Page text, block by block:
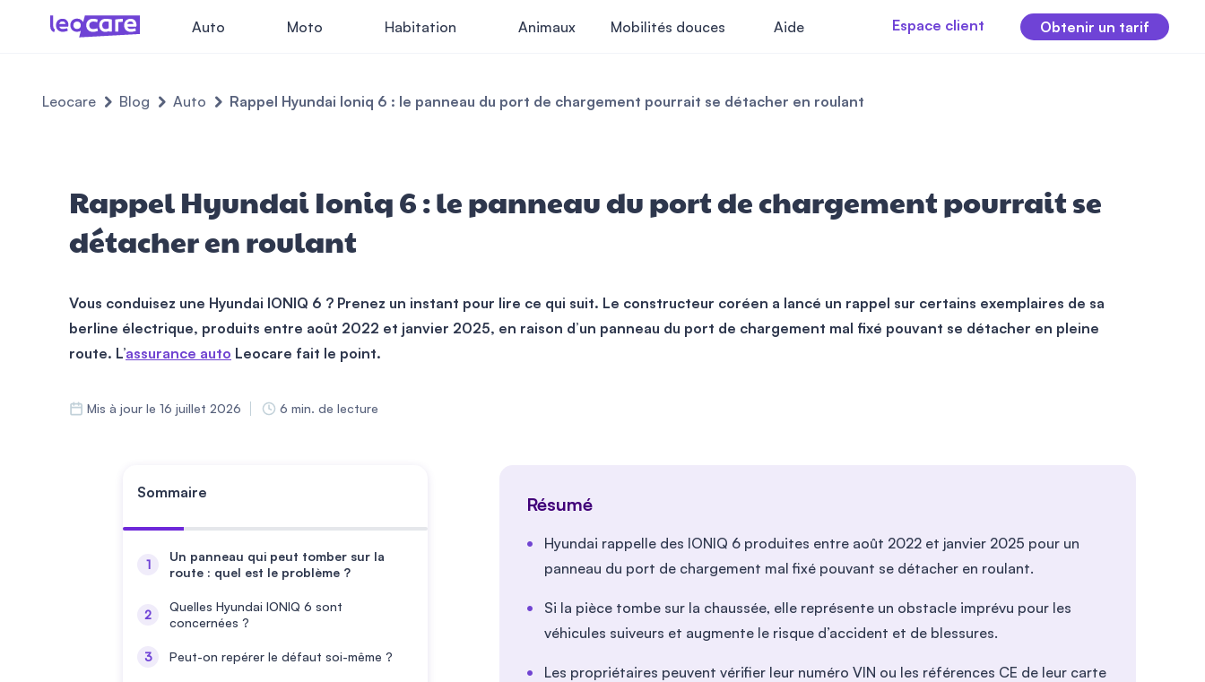
Auto Moto Habitation Animaux Mobilités douces Aide Espace client Obtenir un tarif
Leocare Blog Auto Rappel Hyundai Ioniq 6 : le panneau du port de chargement pourrait se détacher en roulant
Rappel Hyundai Ioniq 6 : le panneau du port de chargement pourrait se
détacher en roulant
Vous conduisez une Hyundai IONIQ 6 ? Prenez un instant pour lire ce qui suit. Le constructeur coréen a lancé un rappel sur certains exemplaires de sa
berline électrique, produits entre août 2022 et janvier 2025, en raison d’un panneau du port de chargement mal fixé pouvant se détacher en pleine
route. L’assurance auto Leocare fait le point.
Mis à jour le 16 juillet 2026 6 min. de lecture
Sommaire
Un panneau qui peut tomber sur la
route : quel est le problème ?
Quelles Hyundai IONIQ 6 sont
concernées ?
Peut-on repérer le défaut soi-même ?
Résumé
Hyundai rappelle des IONIQ 6 produites entre août 2022 et janvier 2025 pour un
panneau du port de chargement mal fixé pouvant se détacher en roulant.
Si la pièce tombe sur la chaussée, elle représente un obstacle imprévu pour les
véhicules suiveurs et augmente le risque d’accident et de blessures.
Les propriétaires peuvent vérifier leur numéro VIN ou les références CE de leur carte